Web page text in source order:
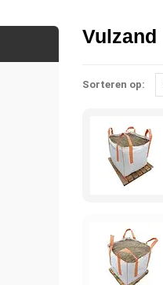
Vulzand
Sorteren op: